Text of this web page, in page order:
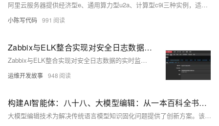
阿里云服务器提供经济型e、通用算力型u2a、计算型c9i三种实例，适配2核4G至8核16G配置。经济型e实例以共享CPU调度、低成本（如2核2G年付99元）适合轻量网站及开发测试；u2a实例基于AMD EPYC处理器，算力提升20%-40%，支持高I/O突发，适合企业级应用及中小型数据库；c9i实例搭载CIPU架构与Intel至强处理器，网络延迟<1ms，IOPS达百万级，适合机器学习推理、高并发游戏等高性能场景。用户需结合业务阶段、预算及性能需求选择最优实例。
小陈写代码 991
Zabbix与ELK整合实现对安全日志数据的实时监控告警
Zabbix与ELK整合实现对安全日志数据的实时监控告警
运维开发故事 948
构建AI智能体：八十八、大模型编辑：从一本百科全书到可修订的活页本
大模型编辑技术为解决传统语言模型知识固化问题提供了创新方案。该技术通过局部修改、内存增强和外部知识库三种方法实现精准知识更新：局部修改直接调整模型权重；内存增强添加外部记忆模块；外部知识库则结合检索机制。实验表明，基于Qwen1.5-0.5B模型的知识库覆盖法能有效实现即时知识更新，在保持模型完整性的同时解决传统微调成本高、耗时长的问题。该方法通过智能路由机制，成功验证了"苹果CEO"等案例的编辑效果，展现了在生产环境中实时维护模型知识的实用价值。